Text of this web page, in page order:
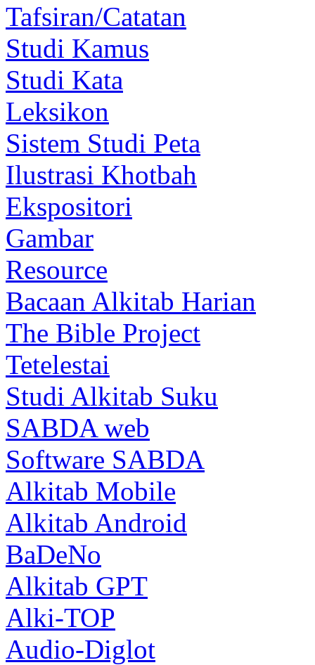
Tafsiran/Catatan
Studi Kamus
Studi Kata
Leksikon
Sistem Studi Peta
Ilustrasi Khotbah
Ekspositori
Gambar
Resource
Bacaan Alkitab Harian
The Bible Project
Tetelestai
Studi Alkitab Suku
SABDA web
Software SABDA
Alkitab Mobile
Alkitab Android
BaDeNo
Alkitab GPT
Alki-TOP
Audio-Diglot